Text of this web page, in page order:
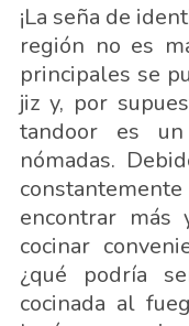
¡La seña de
región no es
principales se
jiz y, por
tandoor es
nómadas.
encontrar más
cocinar
¿qué podría
cocinada al